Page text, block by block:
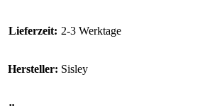
Lieferzeit: 2-3 Werktage
Hersteller: Sisley